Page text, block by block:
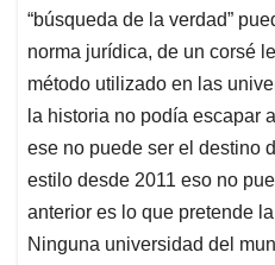
“búsqueda de la verdad”
norma jurídica, de un corsé
método utilizado en las
la historia no podía escapar
ese no puede ser el destino
estilo desde 2011 eso no
anterior es lo que pretende
Ninguna universidad del